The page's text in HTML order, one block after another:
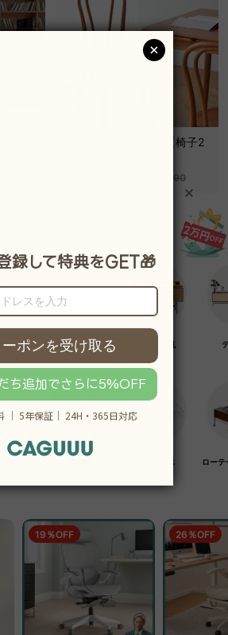
ア
ィス
ベントウッドチェア【椅子2
¥50,290
椅子 テーブル デスク・机
マットレス ロー
19％OFF 26％OFF